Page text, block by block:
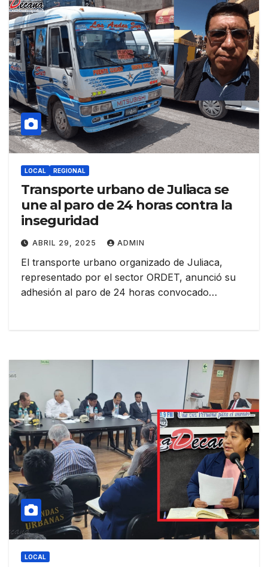
LOCAL REGIONAL
Transporte urbano de Juliaca se
une al paro de 24 horas contra la
inseguridad
ABRIL 29, 2025 ADMIN
El transporte urbano organizado de Juliaca,
representado por el sector ORDET, anunció su
adhesión al paro de 24 horas convocado…
LOCAL